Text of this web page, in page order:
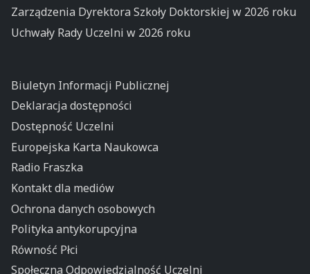
Zarządzenia Dyrektora Szkoły Doktorskiej w 2026 roku
Uchwały Rady Uczelni w 2026 roku
Biuletyn Informacji Publicznej
Deklaracja dostępności
Dostępność Uczelni
Europejska Karta Naukowca
Radio Fraszka
Kontakt dla mediów
Ochrona danych osobowych
Polityka antykorupcyjna
Równość Płci
Społeczna Odpowiedzialność Uczelni